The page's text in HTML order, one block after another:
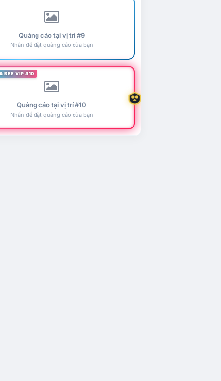
Quảng cáo tại vị trí #9
Nhấn để đặt quảng cáo của bạn
BEE VIP #10
Quảng cáo tại vị trí #10
Nhấn để đặt quảng cáo của bạn